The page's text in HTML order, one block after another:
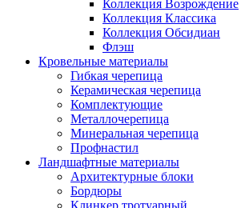
Коллекция Возрождение
Коллекция Классика
Коллекция Обсидиан
Флэш
Кровельные материалы
Гибкая черепица
Керамическая черепица
Комплектующие
Металлочерепица
Минеральная черепица
Профнастил
Ландшафтные материалы
Архитектурные блоки
Бордюры
Клинкер тротуарный